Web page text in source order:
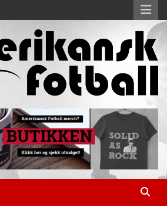
Fotball